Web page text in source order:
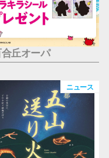
丘オーパ
ニュース